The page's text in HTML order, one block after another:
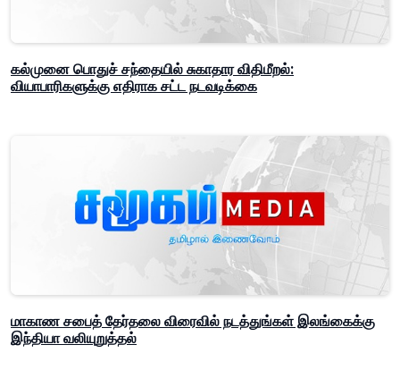
கல்முனை பொதுச் சந்தையில் சுகாதார விதிமீறல்:
வியாபாரிகளுக்கு எதிராக சட்ட நடவடிக்கை
மாகாண சபைத் தேர்தலை விரைவில் நடத்துங்கள் இலங்கைக்கு
இந்தியா வலியுறுத்தல்